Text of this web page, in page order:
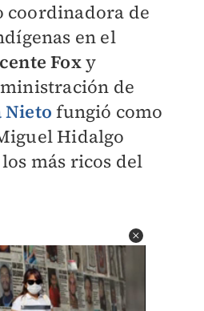
coordinadora de
en el
Foxy
de
Nieto fungió como
Hidalgo
más ricos del